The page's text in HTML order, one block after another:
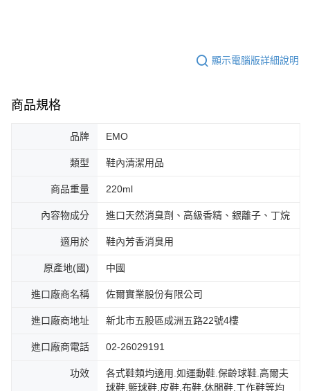
顯示電腦版詳細說明
商品規格
品牌 EMO
類型 鞋內清潔用品
商品重量 220ml
內容物成分 進口天然消臭劑、高級香精、銀離子、丁烷
適用於 鞋內芳香消臭用
原產地(國) 中國
進口廠商名稱 佐爾實業股份有限公司
進口廠商地址 新北市五股區成洲五路22號4樓
進口廠商電話 02-26029191
功效
各式鞋類均適用.如運動鞋.保齡球鞋.高爾夫
球鞋.籃球鞋.皮鞋.布鞋.休閒鞋.工作鞋等均